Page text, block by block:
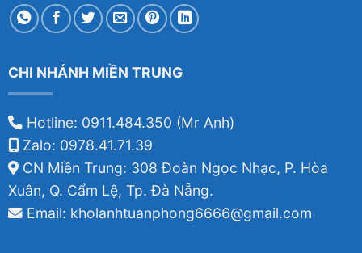
CHI NHÁNH MIỀN TRUNG
Hotline: 0911.484.350 (Mr Anh)
Zalo: 0978.41.71.39
CN Miền Trung: 308 Đoàn Ngọc Nhạc, P. Hòa
Xuân, Q. Cẩm Lệ, Tp. Đà Nẵng.
Email: kholanhtuanphong6666@gmail.com